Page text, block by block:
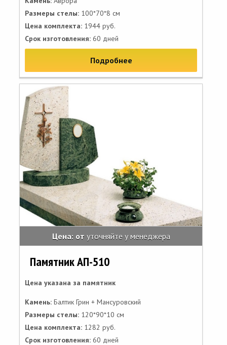
Размеры стелы: 100*70*8 см
Цена комплекта: 1944 руб.
Срок изготовления: 60 дней
Подробнее
Цена: от уточняйте у менеджера
Памятник АП-510
Цена указана за памятник
Камень: Балтик Грин + Мансуровский
Размеры стелы: 120*90*10 см
Цена комплекта: 1282 руб.
Срок изготовления: 60 дней